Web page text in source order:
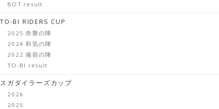
BOT result
TO-BI RIDERS CUP
2025 赤磐の陣
2024 和気の陣
2022 備前の陣
TO-BI result
スガダイラーズカップ
2026
2025